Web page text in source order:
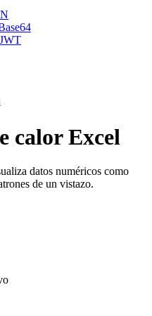
calor Excel
datos numéricos como
de un vistazo.